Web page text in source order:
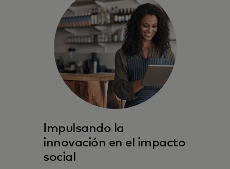
Impulsando la
innovación en el impacto
social